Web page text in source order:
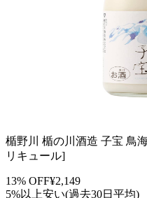
楯野川 楯の川酒造 子宝 鳥
リキュール]
13% OFF¥2,149
5%以上安い(過去30日平均)